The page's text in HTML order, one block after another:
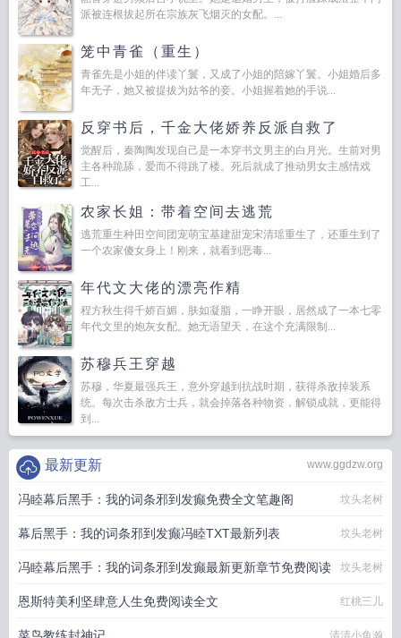
派被连根拔起所在宗族灰飞烟灭的女配。...
笼中青雀（重生）
青雀先是小姐的伴读丫鬟，又成了小姐的陪嫁丫鬟。小姐婚后多
年无子，她又被提拔为姑爷的妾。小姐握着她的手说...
反穿书后，千金大佬娇养反派自救了
觉醒后，秦陶陶发现自己是一本穿书文男主的白月光。生前对男
主各种跪舔，爱而不得跳了楼。死后就成了推动男女主感情戏
工...
农家长姐：带着空间去逃荒
逃荒重生种田空间团宠萌宝基建甜宠宋清瑶重生了，还重生到了
一个农家傻女身上！刚来，就看到恶毒...
年代文大佬的漂亮作精
程方秋生得千娇百媚，肤如凝脂，一睁开眼，居然成了一本七零
年代文里的炮灰女配。她无语望天，在这个充满限制...
苏穆兵王穿越
苏穆，华夏最强兵王，意外穿越到抗战时期，获得杀敌掉装系
统。每次击杀敌方士兵，就会掉落各种物资，解锁成就，更能得
到...
www.ggdzw.org
最新更新
冯睦幕后黑手：我的词条邪到发癫免费全文笔趣阁 坟头老树
幕后黑手：我的词条邪到发癫冯睦TXT最新列表 坟头老树
冯睦幕后黑手：我的词条邪到发癫最新更新章节免费阅读 坟头老树
恩斯特美利坚肆意人生免费阅读全文 红桃三儿
清清小鱼瀚